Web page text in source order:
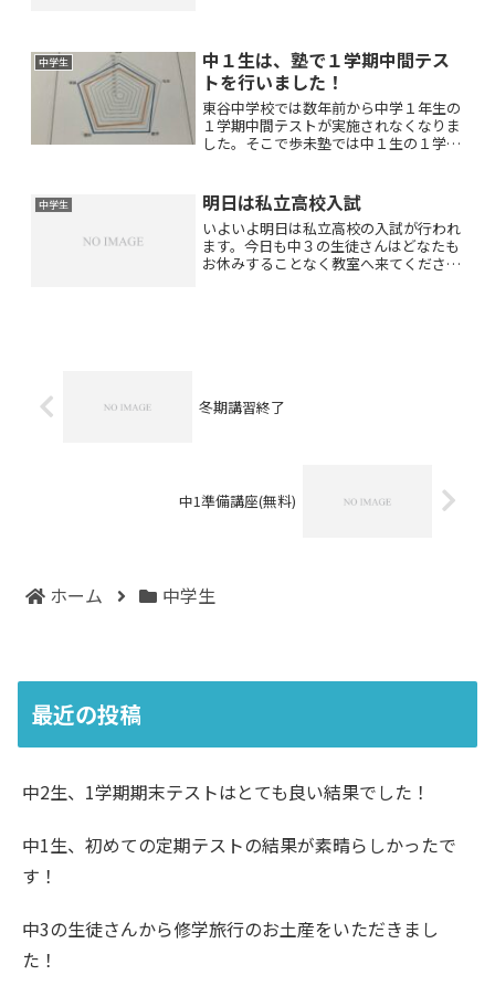
おられました(^_^)v...
中学生
中１生は、塾で１学期中間テス
トを行いました！
東谷中学校では数年前から中学１年生の
１学期中間テストが実施されなくなりま
した。そこで歩未塾では中１生の１学期
トも実施されませんでしたが中３生の中
間テスト対策に合わせて中１...
中学生 明日は私立高校入試
いよいよ明日は私立高校の入試が行われ
ます。今日も中３の生徒さんはどなたも
お休みすることなく教室へ来てください
冬期講習終了
中1準備講座(無料)
ホーム 中学生
最近の投稿
中2生、1学期期末テストはとても良い結果でした！
中1生、初めての定期テストの結果が素晴らしかったで
す！
中3の生徒さんから修学旅行のお土産をいただきまし
た！